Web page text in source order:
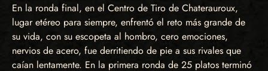
En la ronda final, en el Centro de Tiro de Chaterauroux,
lugar etéreo para siempre, enfrentó el reto más grande de
su vida, con su escopeta al hombro, cero emociones,
nervios de acero, fue derritiendo de pie a sus rivales que
caían lentamente. En la primera ronda de 25 platos terminó